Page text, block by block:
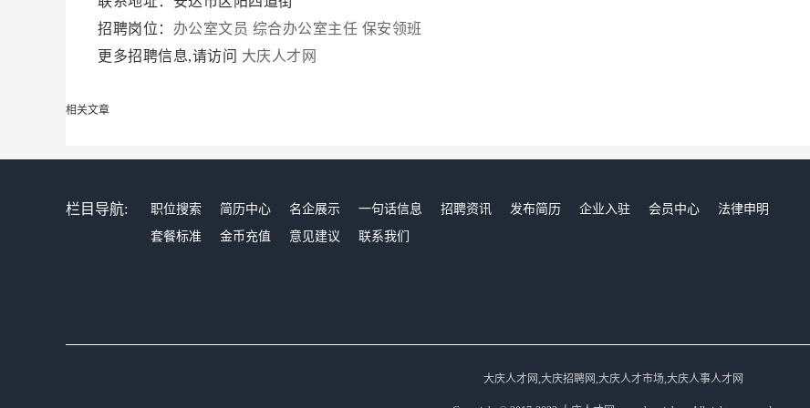
招聘岗位： 办公室文员 综合办公室主任 保安领班
更多招聘信息,请访问 大庆人才网
相关文章
栏目导航: 职位搜索 简历中心 名企展示 一句话信息 招聘资讯 发布简历 企业入驻 会员中心
法律申明
套餐标准
金币充值 意见建议 联系我们
大庆人才网,大庆招聘网,大庆人才市场,大庆人事人才网